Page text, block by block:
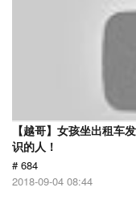
【越哥】女孩坐出租车
识的人！
# 684
2018-09-04 08:44